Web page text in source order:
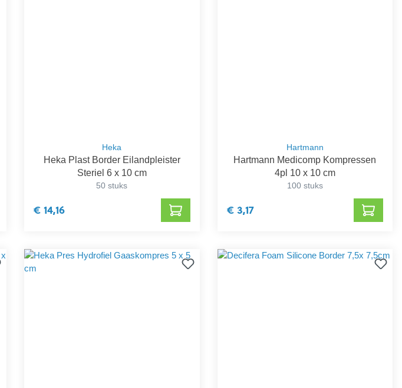
Heka
Heka Plast Border Eilandpleister
Steriel 6 x 10 cm
50 stuks
€ 14,16
Hartmann
Hartmann Medicomp Kompressen
4pl 10 x 10 cm
100 stuks
€ 3,17